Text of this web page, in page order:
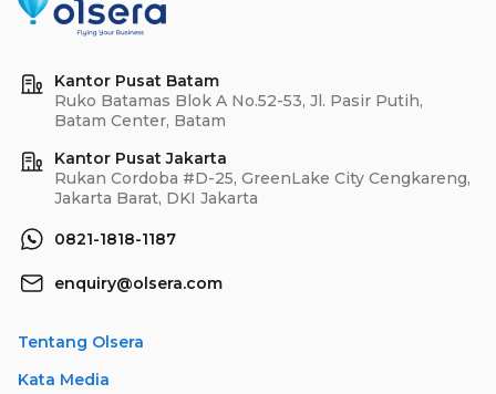
Kantor Pusat Batam
Ruko Batamas Blok A No.52-53, Jl. Pasir Putih,
Batam Center, Batam
Kantor Pusat Jakarta
Rukan Cordoba #D-25, GreenLake City Cengkareng,
Jakarta Barat, DKI Jakarta
0821-1818-1187
enquiry@olsera.com
Tentang Olsera
Kata Media